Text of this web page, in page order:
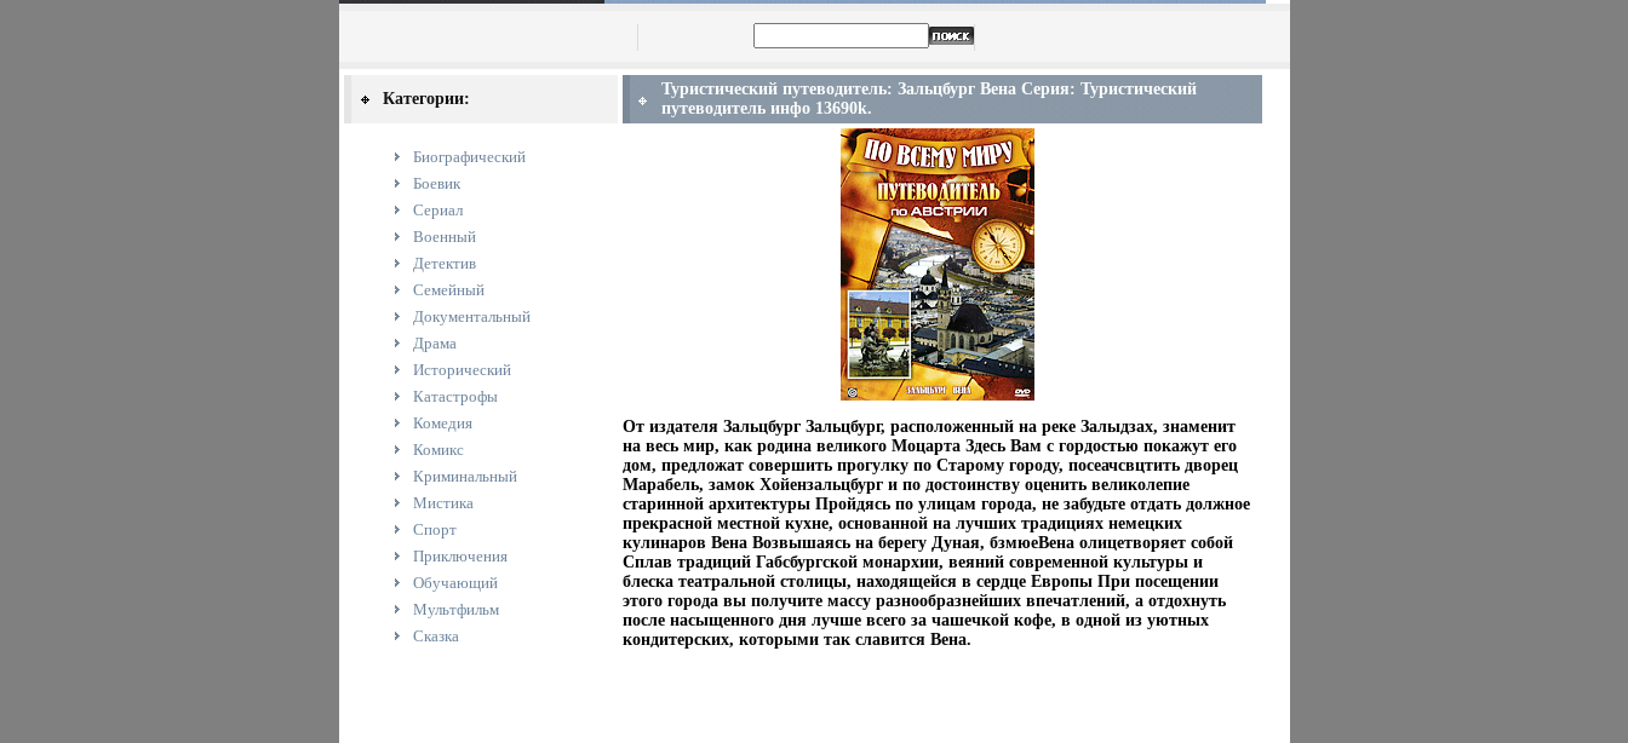
Категории:
Биографический
Боевик
Сериал
Военный
Детектив
Семейный
Документальный
Драма
Исторический
Катастрофы
Комедия
Комикс
Криминальный
Мистика
Спорт
Приключения
Обучающий
Мультфильм
Сказка
Туристический путеводитель: Зальцбург Вена Серия: Туристический
путеводитель инфо 13690k.
От издателя Зальцбург Зальцбург, расположенный на реке Залыдзах, знаменит
на весь мир, как родина великого Моцарта Здесь Вам с гордостью покажут его
дом, предложат совершить прогулку по Старому городу, посеачсвцтить дворец
Марабель, замок Хойензальцбург и по достоинству оценить великолепие
старинной архитектуры Пройдясь по улицам города, не забудьте отдать должное
прекрасной местной кухне, основанной на лучших традициях немецких
кулинаров Вена Возвышаясь на берегу Дуная, бзмюеВена олицетворяет собой
Сплав традиций Габсбургской монархии, веяний современной культуры и
блеска театральной столицы, находящейся в сердце Европы При посещении
этого города вы получите массу разнообразнейших впечатлений, а отдохнуть
после насыщенного дня лучше всего за чашечкой кофе, в одной из уютных
кондитерских, которыми так славится Вена.